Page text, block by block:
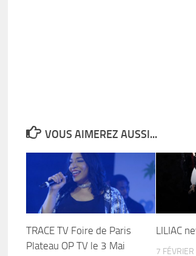
VOUS AIMEREZ AUSSI...
TRACE TV Foire de Paris
Plateau OP TV le 3 Mai
LILIAC
7